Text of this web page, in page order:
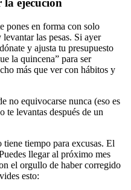
la ejecución
pones en forma con solo
las pesas. Si ayer
y ajusta tu presupuesto
la quincena” para ser
más que ver con hábitos y
no equivocarse nunca (eso es
te levantas después de un
tiempo para excusas. El
llegar al próximo mes
el orgullo de haber corregido
esto: